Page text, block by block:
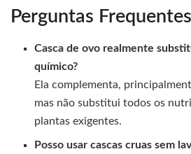
Perguntas
Casca de ovo realmente
químico?
Ela complementa,
mas não substitui todos os
plantas exigentes.
Posso usar cascas cruas sem